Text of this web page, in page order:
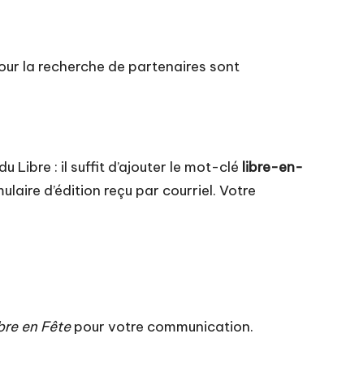
la recherche de partenaires sont
Libre : il suffit d’ajouter le mot-clé libre-en-
d’édition reçu par courriel. Votre
en Fêtepour votre communication.